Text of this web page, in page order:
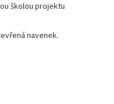
školou projektu
navenek.